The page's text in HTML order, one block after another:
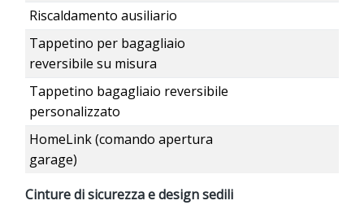
Riscaldamento ausiliario
Tappetino per bagagliaio
reversibile su misura
Tappetino bagagliaio reversibile
personalizzato
HomeLink (comando apertura
garage)
Cinture di sicurezza e design sedili